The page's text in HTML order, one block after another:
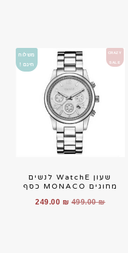
CRAZY
SALE
משלוח
חינם !
שעון WatchE לנשים
מחוגים MONACO כסף
499.00
249.00 ₪